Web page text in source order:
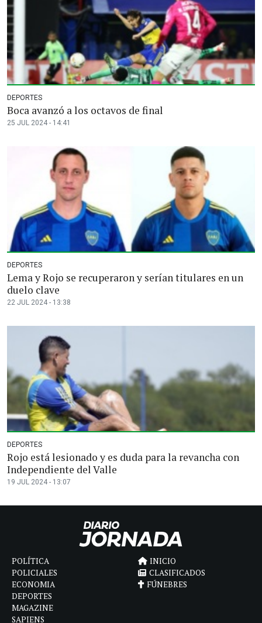
DEPORTES
Boca avanzó a los octavos de final
25 JUL 2024 - 14:41
DEPORTES
Lema y Rojo se recuperaron y serían titulares en un
duelo clave
22 JUL 2024 - 13:38
DEPORTES
Rojo está lesionado y es duda para la revancha con
Independiente del Valle
19 JUL 2024 - 13:07
POLÍTICA
POLICIALES
ECONOMIA
DEPORTES
MAGAZINE
SAPIENS
INICIO
CLASIFICADOS
FÚNEBRES